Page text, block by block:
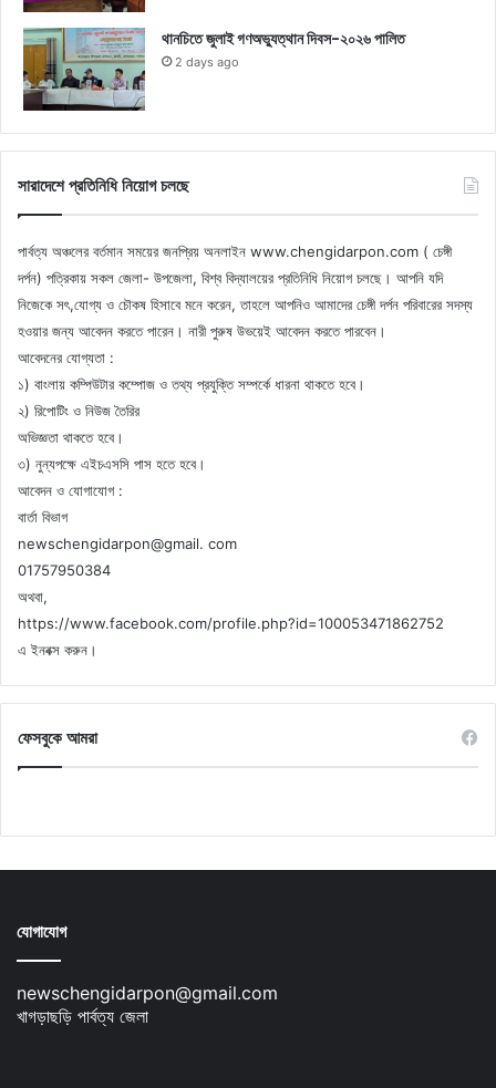
থানচিতে জুলাই গণঅভ্যুত্থান দিবস-২০২৬ পালিত
2 days ago
সারাদেশে প্রতিনিধি নিয়োগ চলছে
পার্বত্য অঞ্চলের বর্তমান সময়ের জনপ্রিয় অনলাইন www.chengidarpon.com ( চেঙ্গী
দর্পন) পত্রিকায় সকল জেলা- উপজেলা, বিশ্ব বিদ্যালয়ের প্রতিনিধি নিয়োগ চলছে। আপনি যদি
নিজেকে সৎ,যোগ্য ও চৌকষ হিসাবে মনে করেন, তাহলে আপনিও আমাদের চেঙ্গী দর্পন পরিবারের সদস্য
হওয়ার জন্য আবেদন করতে পারেন। নারী পুরুষ উভয়েই আবেদন করতে পারবেন।
আবেদনের যোগ্যতা :
১) বাংলায় কম্পিউটার কম্পোজ ও তথ্য প্রযুক্তি সম্পর্কে ধারনা থাকতে হবে।
২) রিপোটিং ও নিউজ তৈরির
অভিজ্ঞতা থাকতে হবে।
৩) নুন্যপক্ষে এইচএসসি পাস হতে হবে।
আবেদন ও যোগাযোগ :
বার্তা বিভাগ
newschengidarpon@gmail. com
01757950384
অথবা,
https://www.facebook.com/profile.php?id=100053471862752
এ ইনবক্স করুন।
ফেসবুকে আমরা
যোগাযোগ
newschengidarpon@gmail.com
খাগড়াছড়ি পার্বত্য জেলা